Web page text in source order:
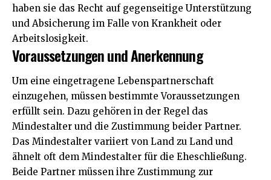
haben sie das Recht auf gegenseitige Unterstützung
und Absicherung im Falle von Krankheit oder
Arbeitslosigkeit.
Voraussetzungen und Anerkennung
Um eine eingetragene Lebenspartnerschaft
einzugehen, müssen bestimmte Voraussetzungen
erfüllt sein. Dazu gehören in der Regel das
Mindestalter und die Zustimmung beider Partner.
Das Mindestalter variiert von Land zu Land und
ähnelt oft dem Mindestalter für die Eheschließung.
Beide Partner müssen ihre Zustimmung zur